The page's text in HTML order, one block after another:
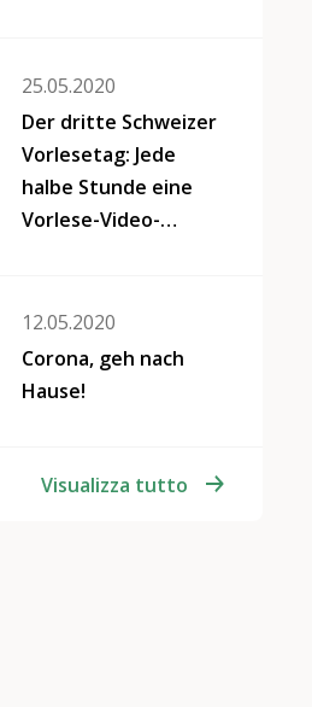
25.05.2020
Der dritte Schweizer
Vorlesetag: Jede
halbe Stunde eine
Vorlese-Video-
12.05.2020
Corona, geh nach
Hause!
Visualizza tutto